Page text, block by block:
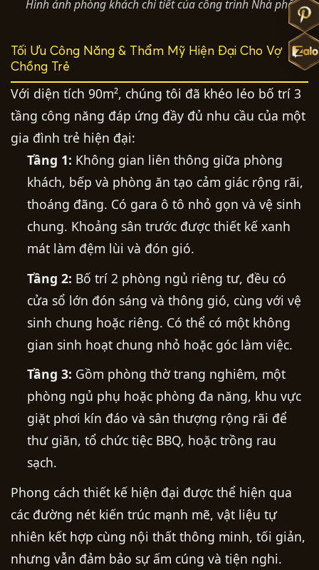
Hình ảnh phòng khách chi tiết của công trình Nhà phố
Tối Ưu Công Năng & Thẩm Mỹ Hiện Đại Cho Vợ
Chồng Trẻ
Với diện tích 90m², chúng tôi đã khéo léo bố trí 3
tầng công năng đáp ứng đầy đủ nhu cầu của một
gia đình trẻ hiện đại:
Tầng 1: Không gian liên thông giữa phòng
khách, bếp và phòng ăn tạo cảm giác rộng rãi,
thoáng đãng. Có gara ô tô nhỏ gọn và vệ sinh
chung. Khoảng sân trước được thiết kế xanh
mát làm đệm lùi và đón gió.
Tầng 2: Bố trí 2 phòng ngủ riêng tư, đều có
cửa sổ lớn đón sáng và thông gió, cùng với vệ
sinh chung hoặc riêng. Có thể có một không
gian sinh hoạt chung nhỏ hoặc góc làm việc.
Tầng 3: Gồm phòng thờ trang nghiêm, một
phòng ngủ phụ hoặc phòng đa năng, khu vực
giặt phơi kín đáo và sân thượng rộng rãi để
thư giãn, tổ chức tiệc BBQ, hoặc trồng rau
sạch.
Phong cách thiết kế hiện đại được thể hiện qua
các đường nét kiến trúc mạnh mẽ, vật liệu tự
nhiên kết hợp cùng nội thất thông minh, tối giản,
nhưng vẫn đảm bảo sự ấm cúng và tiện nghi.